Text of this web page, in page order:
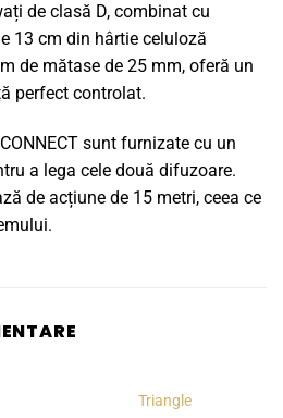
de clasă D, combinat cu
13 cm din hârtie celuloză
de mătase de 25 mm, oferă un
perfect controlat.
sunt furnizate cu un
a lega cele două difuzoare.
de acțiune de 15 metri, ceea ce
Triangle